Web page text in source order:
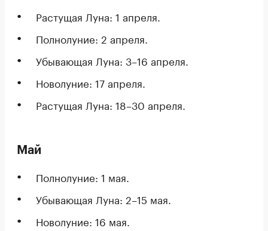
Растущая Луна: 1 апреля.
Полнолуние: 2 апреля.
Убывающая Луна: 3–16 апреля.
Новолуние: 17 апреля.
Растущая Луна: 18–30 апреля.
Май
Полнолуние: 1 мая.
Убывающая Луна: 2–15 мая.
Новолуние: 16 мая.